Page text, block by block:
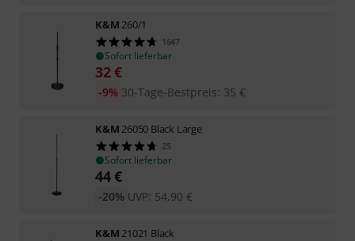
K&M 260/1
1647
Sofort lieferbar
32€
30-Tage-Bestpreis: 35 €
-9%
K&M 26050 Black Large
25
Sofort lieferbar
44€
UVP: 54,90 €
-20%
K&M 21021 Black